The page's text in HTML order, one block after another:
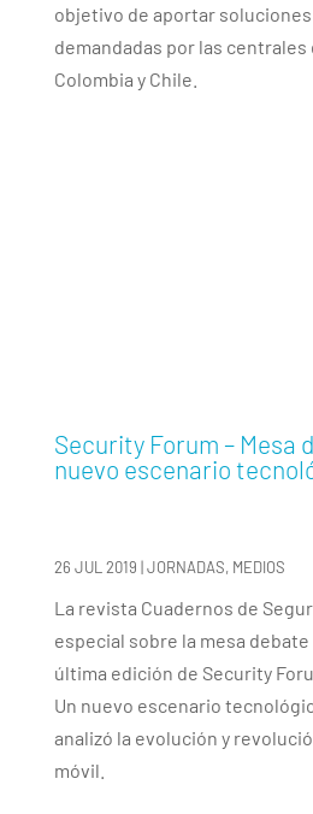
objetivo de aportar
demandadas por las
Colombia y Chile.
Security Forum – Mesa
nuevo escenario
26 JUL 2019 |JORNADAS, MEDIOS
La revista Cuadernos de
especial sobre la mesa
última edición de Security
Un nuevo escenario
analizó la evolución y
móvil.